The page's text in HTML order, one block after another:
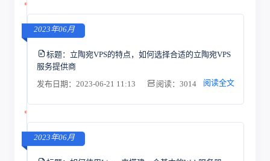
2023年06月
标题： 立陶宛VPS的特点，如何选择合适的立陶宛VPS
服务提供商
发布日期：2023-06-21 11:13
阅读：3014 阅读全文
2023年06月